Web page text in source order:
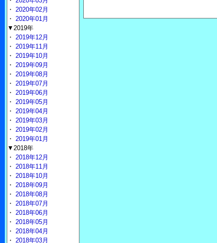
・ 2020年02月
・ 2020年01月
▼2019年
・ 2019年12月
・ 2019年11月
・ 2019年10月
・ 2019年09月
・ 2019年08月
・ 2019年07月
・ 2019年06月
・ 2019年05月
・ 2019年04月
・ 2019年03月
・ 2019年02月
・ 2019年01月
▼2018年
・ 2018年12月
・ 2018年11月
・ 2018年10月
・ 2018年09月
・ 2018年08月
・ 2018年07月
・ 2018年06月
・ 2018年05月
・ 2018年04月
・ 2018年03月